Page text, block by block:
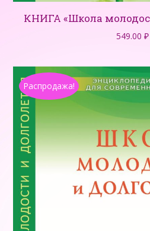
КНИГА «Школа
549.00 ₽
Распродажа!